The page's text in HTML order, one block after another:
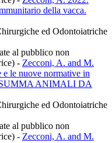
della vacca.
ed Odontoiatriche
al pubblico non
- Zecconi, A. and M.
le nuove normative in
SUMMA ANIMALI DA
ed Odontoiatriche
al pubblico non
- Zecconi, A. and M.